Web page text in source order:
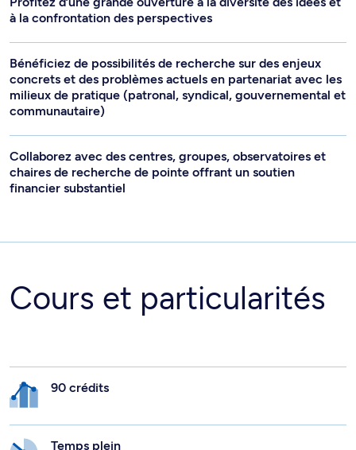
à la confrontation des perspectives
Bénéficiez de possibilités de recherche sur des enjeux
concrets et des problèmes actuels en partenariat avec les
milieux de pratique (patronal, syndical, gouvernemental et
communautaire)
Collaborez avec des centres, groupes, observatoires et
chaires de recherche de pointe offrant un soutien
financier substantiel
Cours et particularités
90 crédits
Temps plein